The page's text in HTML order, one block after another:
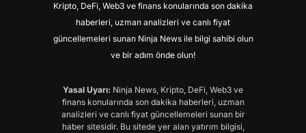
Kripto, DeFi, Web3 ve finans konularında son dakika
haberleri, uzman analizleri ve canlı fiyat
güncellemeleri sunan Ninja News ile bilgi sahibi olun
ve bir adım önde olun!
Yasal Uyarı: Ninja News, Kripto, DeFi, Web3 ve
finans konularında son dakika haberleri, uzman
analizleri ve canlı fiyat güncellemeleri sunan bir
haber sitesidir. Bu sitede yer alan yatırım bilgisi,